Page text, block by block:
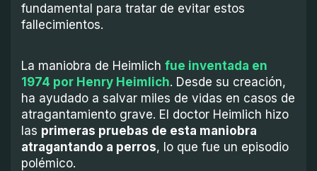
fundamental para tratar de evitar estos
fallecimientos.
La maniobra de Heimlich fue inventada en
1974 por Henry Heimlich. Desde su creación,
ha ayudado a salvar miles de vidas en casos de
atragantamiento grave. El doctor Heimlich hizo
las primeras pruebas de esta maniobra
atragantando a perros, lo que fue un episodio
polémico.